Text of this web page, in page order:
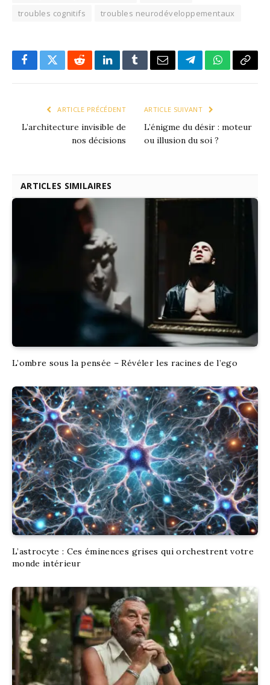
troubles cognitifs
troubles neurodéveloppementaux
Facebook
X RedditLinkedInTumblrEmailTélégramme
WhatsApp
ARTICLE PRÉCÉDENT
L’architecture invisible de
nos décisions
ARTICLE SUIVANT
L’énigme du désir : moteur
ou illusion du soi ?
ARTICLES SIMILAIRES
L’ombre sous la pensée – Révéler les racines de l’ego
L’astrocyte : Ces éminences grises qui orchestrent votre
monde intérieur